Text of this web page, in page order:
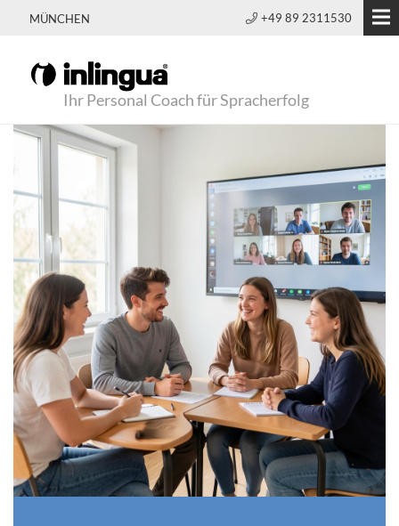
MÜNCHEN +49 89 2311530
Ihr Personal Coach für Spracherfolg